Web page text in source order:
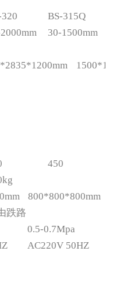
BS-315Q
30-1500mm
450
800*800*800mm
跌路
0.5-0.7Mpa
AC220V 50HZ